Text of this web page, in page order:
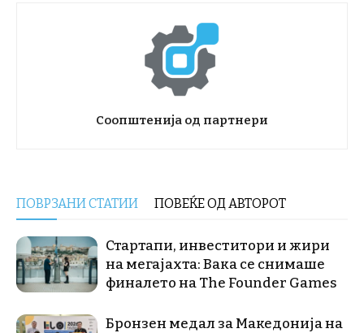
Соопштенија од партнери
ПОВРЗАНИ СТАТИИ ПОВЕЌЕ ОД АВТОРОТ
Стартапи, инвеститори и жири
на мегајахта: Вака се снимаше
финалето на The Founder Games
Бронзен медал за Македонија на